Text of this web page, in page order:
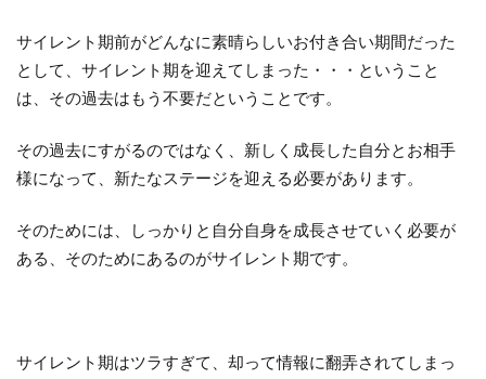
サイレント期前がどんなに素晴らしいお付き合い期間だった
として、サイレント期を迎えてしまった・・・ということ
は、その過去はもう不要だということです。
その過去にすがるのではなく、新しく成長した自分とお相手
様になって、新たなステージを迎える必要があります。
そのためには、しっかりと自分自身を成長させていく必要が
ある、そのためにあるのがサイレント期です。
サイレント期はツラすぎて、却って情報に翻弄されてしまっ